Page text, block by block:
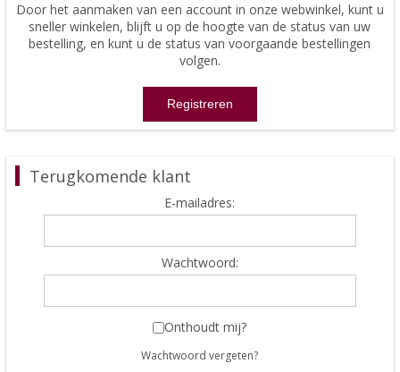
Door het aanmaken van een account in onze webwinkel, kunt u
sneller winkelen, blijft u op de hoogte van de status van uw
bestelling, en kunt u de status van voorgaande bestellingen
volgen.
Terugkomende klant
E-mailadres:
Wachtwoord:
Onthoudt mij?
Wachtwoord vergeten?